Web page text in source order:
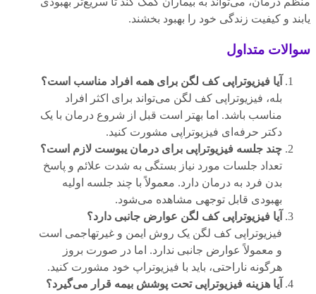
یابند و کیفیت زندگی خود را بهبود بخشند.
سوالات متداول
آیا فیزیوتراپی کف لگن برای همه افراد مناسب است؟
بله، فیزیوتراپی کف لگن می‌تواند برای اکثر افراد
مناسب باشد. اما بهتر است قبل از شروع درمان با یک
دکتر حرفه‌ای فیزیوتراپی مشورت کنید.
چند جلسه فیزیوتراپی برای درمان یبوست لازم است؟
تعداد جلسات مورد نیاز بستگی به شدت علائم و پاسخ
بدن فرد به درمان دارد. معمولاً با چند جلسه اولیه
بهبودی قابل توجهی مشاهده می‌شود.
آیا فیزیوتراپی کف لگن عوارض جانبی دارد؟
فیزیوتراپی کف لگن یک روش ایمن و غیرتهاجمی است
و معمولاً عوارض جانبی ندارد. اما در صورت بروز
هرگونه ناراحتی، باید با فیزیوتراپ خود مشورت کنید.
آیا هزینه فیزیوتراپی تحت پوشش بیمه قرار می‌گیرد؟